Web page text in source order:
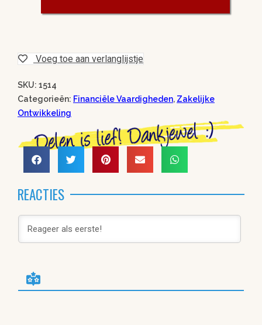
Voeg toe aan verlanglijstje
SKU: 1514
Categorieën: Financiële Vaardigheden, Zakelijke
Ontwikkeling
REACTIES